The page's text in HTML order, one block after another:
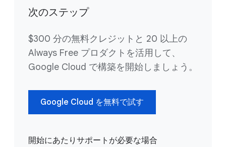
次のステップ
$300 分の無料クレジットと 20 以上の
Always Free プロダクトを活用して、
Google Cloud で構築を開始しましょう。
Google Cloud を無料で試す
開始にあたりサポートが必要な場合